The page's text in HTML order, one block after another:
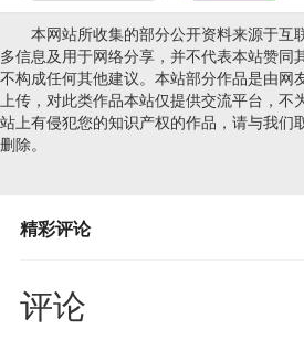
本网站所收集的部分公开资料来源于互
多信息及用于网络分享，并不代表本站赞同
不构成任何其他建议。本站部分作品是由网
上传，对此类作品本站仅提供交流平台，不
站上有侵犯您的知识产权的作品，请与我们
删除。
精彩评论
评论